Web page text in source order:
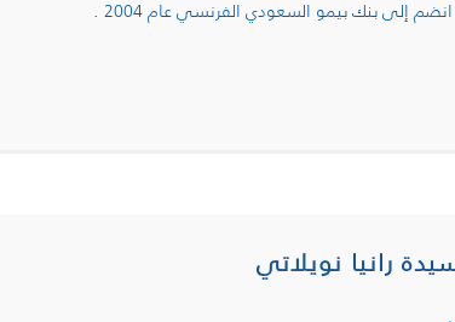
انضم إلى بنك بيمو السعودي الفرنسي عام 2004 .
رانيا نويلاتي